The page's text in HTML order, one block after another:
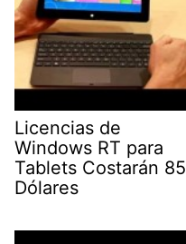
Licencias de
Windows RT para
Tablets Costarán 85
Dólares